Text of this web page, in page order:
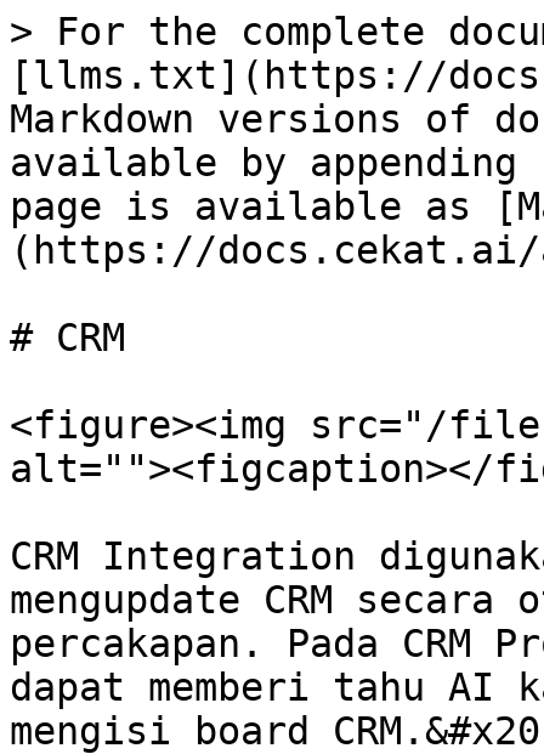
> For the complete
[llms.txt](https://
Markdown versions of
available by
page is available as
(https://
# CRM
<figure><img src="/files/
alt=""><figcaption></
CRM Integration
mengupdate CRM
percakapan. Pada CRM
dapat memberi tahu AI
mengisi board